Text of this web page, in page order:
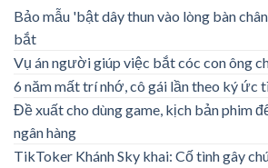
Bảo mẫu 'bật dây thun vào lòng bàn
bắt
Vụ án người giúp việc bắt cóc con ông
6 năm mất trí nhớ, cô gái lần theo ký ức
Đề xuất cho dùng game, kịch bản phim
ngân hàng
TikToker Khánh Sky khai: Cố tình gây